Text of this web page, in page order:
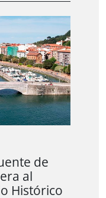
de
al
Histórico